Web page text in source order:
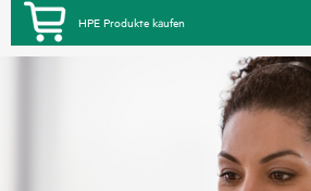
HPE Produkte kaufen